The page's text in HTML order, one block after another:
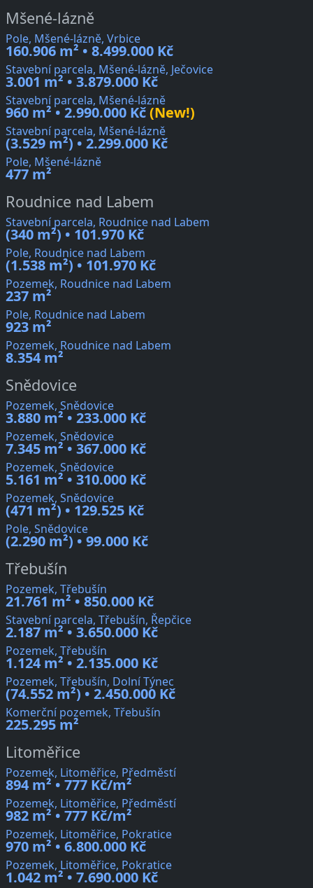
Mšené-lázně
Pole, Mšené-lázně, Vrbice
160.906 m² • 8.499.000 Kč
Stavební parcela, Mšené-lázně, Ječovice
3.001 m² • 3.879.000 Kč
Stavební parcela, Mšené-lázně
960 m² • 2.990.000 Kč(New!)
Stavební parcela, Mšené-lázně
(3.529 m²) • 2.299.000 Kč
Pole, Mšené-lázně
477 m²
Roudnice nad Labem
Stavební parcela, Roudnice nad Labem
(340 m²) • 101.970 Kč
Pole, Roudnice nad Labem
(1.538 m²) • 101.970 Kč
Pozemek, Roudnice nad Labem
237 m²
Pole, Roudnice nad Labem
923 m²
Pozemek, Roudnice nad Labem
8.354 m²
Snědovice
Pozemek, Snědovice
3.880 m² • 233.000 Kč
Pozemek, Snědovice
7.345 m² • 367.000 Kč
Pozemek, Snědovice
5.161 m² • 310.000 Kč
Pozemek, Snědovice
(471 m²) • 129.525 Kč
Pole, Snědovice
(2.290 m²) • 99.000 Kč
Třebušín
Pozemek, Třebušín
21.761 m² • 850.000 Kč
Stavební parcela, Třebušín, Řepčice
2.187 m² • 3.650.000 Kč
Pozemek, Třebušín
1.124 m² • 2.135.000 Kč
Pozemek, Třebušín, Dolní Týnec
(74.552 m²) • 2.450.000 Kč
Komerční pozemek, Třebušín
225.295 m²
Litoměřice
Pozemek, Litoměřice, Předměstí
894 m² • 777 Kč/m²
Pozemek, Litoměřice, Předměstí
982 m² • 777 Kč/m²
Pozemek, Litoměřice, Pokratice
970 m² • 6.800.000 Kč
Pozemek, Litoměřice, Pokratice
1.042 m² • 7.690.000 Kč